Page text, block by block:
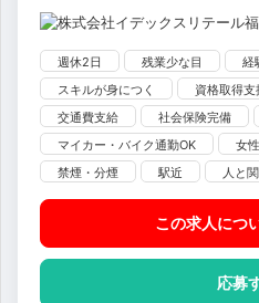
週休2日 残業少な目 経
スキルが身につく
資格取得支
交通費支給
社会保険完備
マイカー・バイク通勤OK
女
禁煙・分煙
駅近 人と
この求人につ
応募